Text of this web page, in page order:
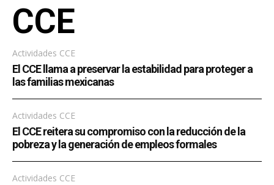
CCE
Actividades CCE
El CCE llama a preservar la estabilidad para proteger a
las familias mexicanas
Actividades CCE
El CCE reitera su compromiso con la reducción de la
pobreza y la generación de empleos formales
Actividades CCE